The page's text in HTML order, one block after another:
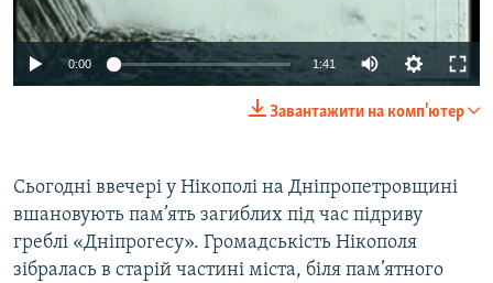
ІНФОГРАФІКА
ДОЛУЧАЙСЯ!
0:00 1:41
Завантажити на комп'ютер
Сьогодні ввечері у Нікополі на Дніпропетровщині
вшановують пам’ять загиблих під час підриву
греблі «Дніпрогесу». Громадськість Нікополя
зібралась в старій частині міста, біля пам’ятного